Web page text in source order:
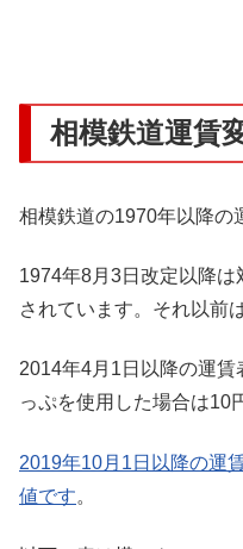
相模鉄道運賃
相模鉄道の1970年以降の
1974年8月3日改定以降
されています。それ以前
2014年4月1日以降の運賃
っぷを使用した場合は10
2019年10月1日以降の運
値です。